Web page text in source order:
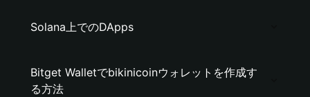
Solana上でのDApps
Bitget Walletでbikinicoinウォレットを作成す
る方法